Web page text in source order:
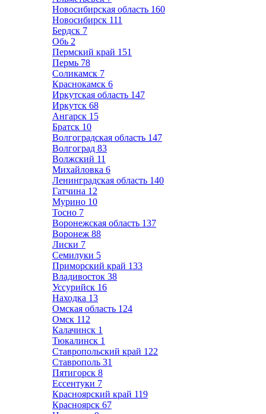
Новосибирская область 160
Новосибирск 111
Бердск 7
Обь 2
Пермский край 151
Пермь 78
Соликамск 7
Краснокамск 6
Иркутская область 147
Иркутск 68
Ангарск 15
Братск 10
Волгоградская область 147
Волгоград 83
Волжский 11
Михайловка 6
Ленинградская область 140
Гатчина 12
Мурино 10
Тосно 7
Воронежская область 137
Воронеж 88
Лиски 7
Семилуки 5
Приморский край 133
Владивосток 38
Уссурийск 16
Находка 13
Омская область 124
Омск 112
Калачинск 1
Тюкалинск 1
Ставропольский край 122
Ставрополь 31
Пятигорск 8
Ессентуки 7
Красноярский край 119
Красноярск 67